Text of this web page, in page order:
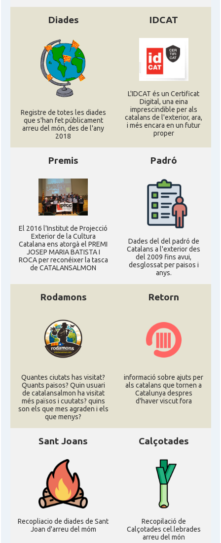
Diades
Registre de totes les diades
que s'han fet públicament
arreu del món, des de l'any
2018
IDCAT
L'IDCAT és un Certificat
Digital, una eina
imprescindible per als
catalans de l'exterior, ara,
i més encara en un futur
proper
Premis
El 2016 l'Institut de Projecció
Exterior de la Cultura
Catalana ens atorgà el PREMI
JOSEP MARIA BATISTA I
ROCA per reconéixer la tasca
de CATALANSALMON
Padró
Dades del del padró de
Catalans a l'exterior des
del 2009 fins avui,
desglossat per paisos i
anys.
Rodamons
Quantes ciutats has visitat?
Quants paisos? Quin usuari
de catalansalmon ha visitat
més països i cuutats? quins
son els que mes agraden i els
que menys?
Retorn
informació sobre ajuts per
als catalans que tornen a
Catalunya despres
d'haver viscut fora
Sant Joans
Recopliacio de diades de Sant
Joan d'arreu del móm
Calçotades
Recopilació de
Calçotades cel.lebrades
arreu del món